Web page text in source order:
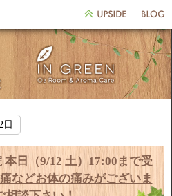
日
日（9/12 土）17:00まで受
などお体の痛みがございま